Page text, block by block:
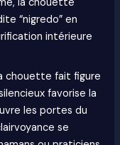
“nigredo” en
intérieure
chouette fait figure
favorise la
les portes du
se